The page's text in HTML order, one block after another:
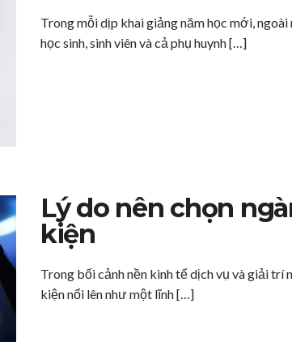
Trong mỗi dịp khai giảng năm học mới,
học sinh, sinh viên và cả phụ huynh […]
Lý do nên chọn
kiện
Trong bối cảnh nền kinh tế dịch vụ và giải trí
kiện nổi lên như một lĩnh […]